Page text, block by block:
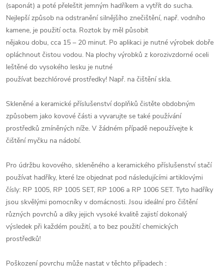
(saponát) a poté přeleštit jemným hadříkem a vytřít do sucha.
Nejlepší způsob na odstranění silnějšího znečištění, např. vodního
kamene, je použití octa. Roztok by měl působit
nějakou dobu, cca 15 – 20 minut. Po aplikaci je nutné výrobek dobře
opláchnout čistou vodou. Na plochy výrobků z korozivzdorné oceli
leštěné do vysokého lesku je nutné
používat bezchlórové prostředky! Např. na čištění skla.
Skleněné a keramické příslušenství doplňků čistěte obdobným
způsobem jako kovové části a vyvarujte se také používání
prostředků zmíněných níže. V žádném případě nepoužívejte k
čištění myčku na nádobí.
Pro údržbu kovového, skleněného a keramického příslušenství stačí
používat hadříky, které lze objednat pod následujícími artiklovými
čísly: RP 1005, RP 1005 SET, RP 1006 a RP 1006 SET. Tyto hadříky
jsou skvělými pomocníky v domácnosti. Jsou ideální pro čištění
různých povrchů a díky jejich vysoké kvalitě zajistí dokonalý
výsledek při každém použití, a to bez použití chemických
prostředků!
Poškození povrchu může nastat v těchto případech :